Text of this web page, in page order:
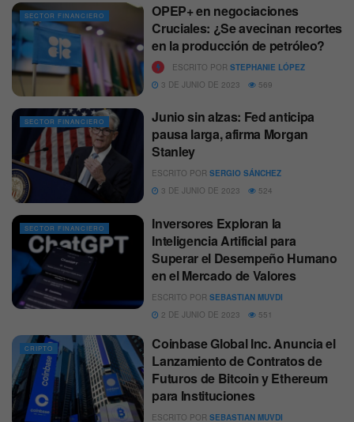
SECTOR FINANCIERO
OPEP+ en negociaciones
Cruciales: ¿Se avecinan recortes
en la producción de petróleo?
ESCRITO POR STEPHANIE LÓPEZ
3 DE JUNIO DE 2023
569
SECTOR FINANCIERO
Junio sin alzas: Fed anticipa
pausa larga, afirma Morgan
Stanley
ESCRITO POR SERGIO SÁNCHEZ
3 DE JUNIO DE 2023
524
SECTOR FINANCIERO
Inversores Exploran la
Inteligencia Artificial para
Superar el Desempeño Humano
en el Mercado de Valores
ESCRITO POR SEBASTIAN MUVDI
2 DE JUNIO DE 2023
551
CRIPTO
Coinbase Global Inc. Anuncia el
Lanzamiento de Contratos de
Futuros de Bitcoin y Ethereum
para Instituciones
ESCRITO POR SEBASTIAN MUVDI